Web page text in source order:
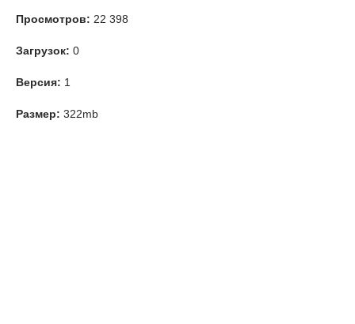
Просмотров: 22 398
Загрузок: 0
Версия: 1
Размер: 322mb